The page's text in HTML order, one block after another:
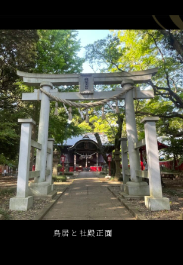
鳥居と社殿正面